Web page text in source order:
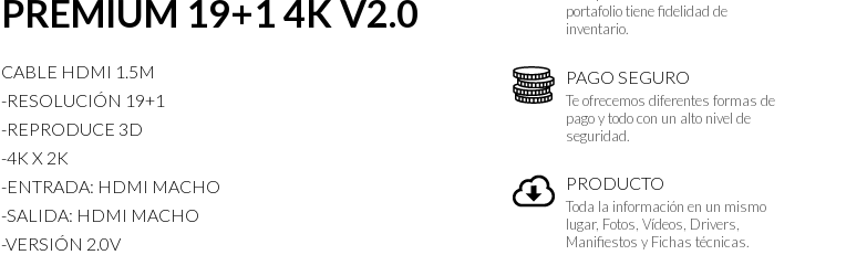
portafolio tiene fidelidad de
inventario.
PAGO SEGURO
Te ofrecemos diferentes formas de
pago y todo con un alto nivel de
seguridad.
PRODUCTO
Toda la información en un mismo
lugar, Fotos, Vídeos, Drivers,
Manifiestos y Fichas técnicas.
PREMIUM 19+1 4K V2.0
CABLE HDMI 1.5M
-RESOLUCIÓN 19+1
-REPRODUCE 3D
-4K X 2K
-ENTRADA: HDMI MACHO
-SALIDA: HDMI MACHO
-VERSIÓN 2.0V